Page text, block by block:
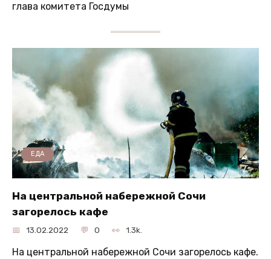
глава комитета Госдумы
ЕДА
На центральной набережной Сочи
загорелось кафе
13.02.2022 0 1.3k.
На центральной набережной Сочи загорелось кафе.